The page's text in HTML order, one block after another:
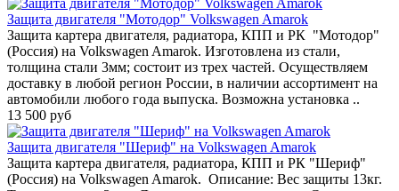
Защита двигателя "Мотодор" Volkswagen Amarok
Защита картера двигателя, радиатора, КПП и РК "Мотодор"
(Россия) на Volkswagen Amarok. Изготовлена из стали,
толщина стали 3мм; состоит из трех частей. Осуществляем
доставку в любой регион России, в наличии ассортимент на
автомобили любого года выпуска. Возможна установка ..
13 500 руб
Защита двигателя "Шериф" на Volkswagen Amarok
Защита картера двигателя, радиатора, КПП и РК "Шериф"
(Россия) на Volkswagen Amarok. Описание: Вес защиты 13кг.